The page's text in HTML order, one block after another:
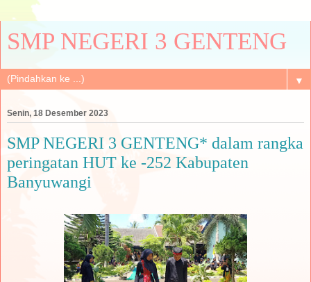
SMP NEGERI 3 GENTENG
▼
Senin, 18 Desember 2023
SMP NEGERI 3 GENTENG* dalam rangka
peringatan HUT ke -252 Kabupaten
Banyuwangi